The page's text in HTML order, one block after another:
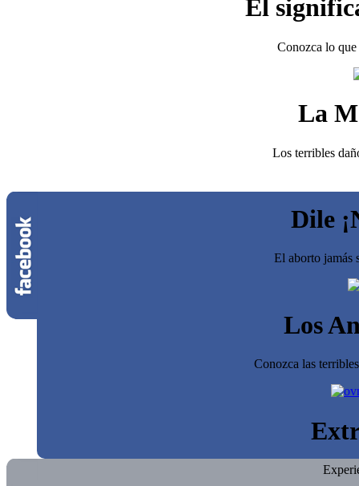
El
Conozca lo
La
Los terribles
Dile
El aborto jamás
Los
Conozca las